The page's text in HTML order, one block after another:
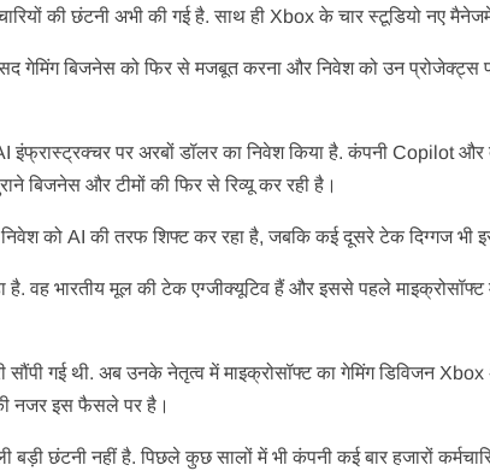
की छंटनी अभी की गई है. साथ ही Xbox के चार स्टूडियो नए
गेमिंग बिजनेस को फिर से मजबूत करना और निवेश को उन प्रोजेक्ट्स
इंफ्रास्ट्रक्चर पर अरबों डॉलर का निवेश किया है. कंपनी Copilot
बिजनेस और टीमों की फिर से रिव्यू कर रही है।
निवेश को AI की तरफ शिफ्ट कर रहा है, जबकि कई दूसरे टेक दिग्गज भी
है. वह भारतीय मूल की टेक एग्जीक्यूटिव हैं और इससे पहले
सौंपी गई थी. अब उनके नेतृत्व में माइक्रोसॉफ्ट का गेमिंग डिविजन
की नजर इस फैसले पर है।
बड़ी छंटनी नहीं है. पिछले कुछ सालों में भी कंपनी कई बार हजारों